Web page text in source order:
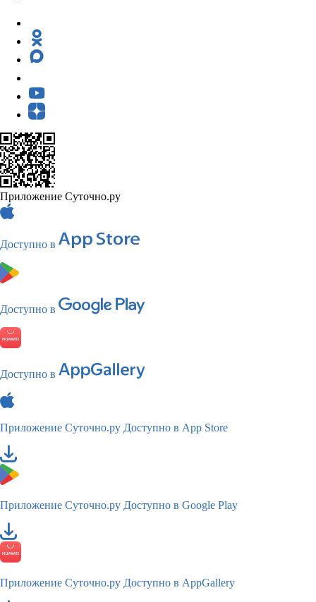
Приложение Суточно.ру
Доступно в
Доступно в
Доступно в
Приложение Суточно.ру Доступно в App Store
Приложение Суточно.ру Доступно в Google Play
Приложение Суточно.ру Доступно в AppGallery